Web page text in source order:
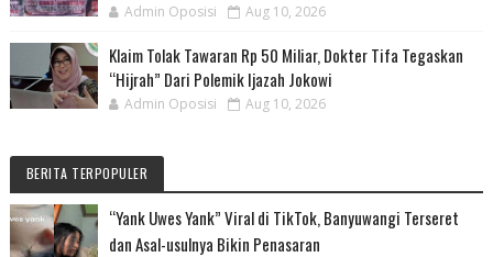
Admin Oposisi Aug 10, 2026
Klaim Tolak Tawaran Rp 50 Miliar, Dokter Tifa Tegaskan
“Hijrah” Dari Polemik Ijazah Jokowi
Admin Oposisi Aug 10, 2026
BERITA TERPOPULER
“Yank Uwes Yank” Viral di TikTok, Banyuwangi Terseret
dan Asal-usulnya Bikin Penasaran